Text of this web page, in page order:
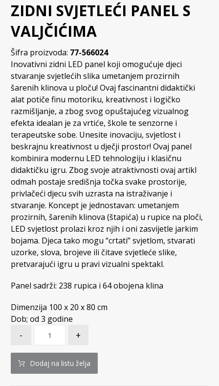
ZIDNI SVJETLEĆI PANEL S
VALJČIĆIMA
Šifra proizvoda: 77-566024
Inovativni zidni LED panel koji omogućuje djeci
stvaranje svjetlećih slika umetanjem prozirnih
šarenih klinova u ploču! Ovaj fascinantni didaktički
alat potiče finu motoriku, kreativnost i logičko
razmišljanje, a zbog svog opuštajućeg vizualnog
efekta idealan je za vrtiće, škole te senzorne i
terapeutske sobe. Unesite inovaciju, svjetlost i
beskrajnu kreativnost u dječji prostor! Ovaj panel
kombinira modernu LED tehnologiju i klasičnu
didaktičku igru. Zbog svoje atraktivnosti ovaj artikl
odmah postaje središnja točka svake prostorije,
privlačeći djecu svih uzrasta na istraživanje i
stvaranje. Koncept je jednostavan: umetanjem
prozirnih, šarenih klinova (štapića) u rupice na ploči,
LED svjetlost prolazi kroz njih i oni zasvijetle jarkim
bojama. Djeca tako mogu “crtati” svjetlom, stvarati
uzorke, slova, brojeve ili čitave svjetleće slike,
pretvarajući igru u pravi vizualni spektakl.
Panel sadrži: 238 rupica i 64 obojena klina
Dimenzija 100 x 20 x 80 cm
Dob; od 3 godine
- +
Dodaj na listu želja